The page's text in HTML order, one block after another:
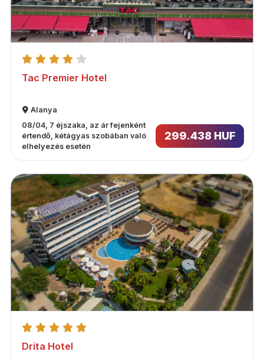
Tac Premier Hotel
Alanya
08/04, 7 éjszaka, az ár fejenként
értendő, kétágyas szobában való
elhelyezés esetén
299.438 HUF
Drita Hotel